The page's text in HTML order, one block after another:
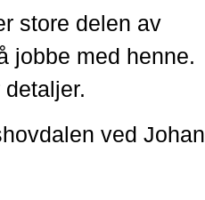
store delen av
jobbe med henne.
ved Johan